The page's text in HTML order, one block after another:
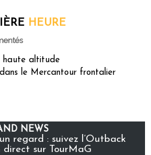
HEURE
haute altitude
le Mercantour frontalier
NEWS
regard : suivez l’Outback
direct sur TourMaG